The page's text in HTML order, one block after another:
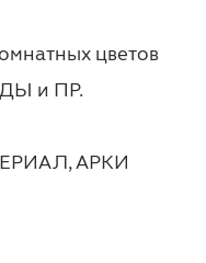
цветов
и ПР.
АРКИ